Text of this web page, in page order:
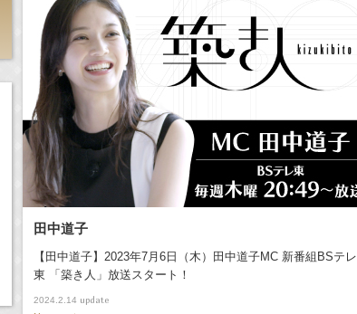
田中道子
【田中道子】2023年7月6日（木）田中道子MC 新番組BSテレ
東 「築き人」放送スタート！
2024.2.14 update